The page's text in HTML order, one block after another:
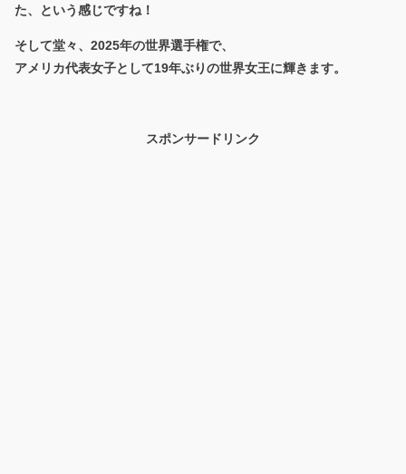
た、という感じですね！
そして堂々、2025年の世界選手権で、
アメリカ代表女子として19年ぶりの世界女王に輝きます。
スポンサードリンク